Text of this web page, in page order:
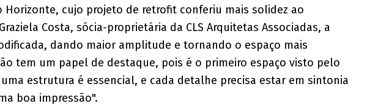
Horizonte, cujo projeto de retrofit conferiu mais solidez ao
Costa, sócia-proprietária da CLS Arquitetas Associadas, a
dando maior amplitude e tornando o espaço mais
tem um papel de destaque, pois é o primeiro espaço visto pelo
estrutura é essencial, e cada detalhe precisa estar em sintonia
boa impressão".